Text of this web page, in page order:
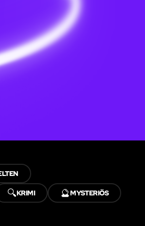
🔍KRIMI 🔮MYSTERIÖS